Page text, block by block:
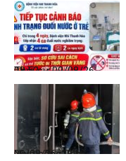
Thời sự
09/08/26, 08:52
Nhịp sống 24h
09/08/26, 08:16